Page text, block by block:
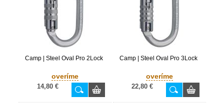
Camp | Steel Oval Pro 2Lock
overíme
14,80 €
Camp | Steel Oval Pro 3Lock
overíme
22,80 €